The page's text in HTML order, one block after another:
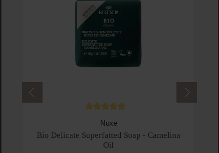
Nuxe
Bio Delicate Superfatted Soap - Camelina
Oil